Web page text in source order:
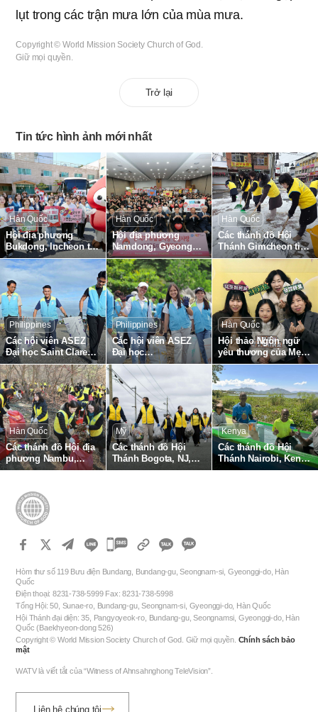
lụt trong các trận mưa lớn của mùa mưa.
Copyright © World Mission Society Church of God.
Giữ mọi quyền.
Trở lại
Tin tức hình ảnh mới nhất
Hàn Quốc
Hội địa phương
Bukdong, Incheon tổ
chức Hiến máu
chuyển tiếp Tình yêu
Lễ Vượt Qua Yêu
thương Sự sống toàn
cầu lần thứ 1895
Hàn Quốc
Hội địa phương
Namdong, Gyeonggi,
tổ chức Hiến máu
chuyển tiếp Tình yêu
Lễ Vượt Qua Yêu
thương Sự sống toàn
cầu lần thứ 1836
Hàn Quốc
Các thánh đồ Hội
Thánh Gimcheon tiến
hành công tác dọn
tuyết toàn khu vực
đường Gimcheon,
phường Namsan
Philippines
Các hội viên ASEZ
Đại học Saint Clare
Caloocan,
Philippines thu gom
rác thải nhựa ở bãi
biển
Philippines
Các hội viên ASEZ
Đại học
Southeastern,
Philippines thu gom
rác thải nhựa tại bờ
biển Tabuk
Hàn Quốc
Hội thảo Ngôn ngữ
yêu thương của Mẹ
được tổ chức tại Hội
Thanh Gumi
Hàn Quốc
Các thánh đồ Hội địa
phương Nambu,
Gangnam hoạt động
làm sạch rừng tại
Công viên Sinh thái
Omi
Mỹ
Các thánh đồ Hội
Thánh Bogota, NJ,
Mỹ thu gom rác thải
Kenya
Các thánh đồ Hội
Thánh Nairobi, Kenya
hỗ trợ trang thiết bị
카
오
공
유
기
카
오
공
하
Hòm thư số 119 Bưu điện Bundang, Bundang-gu, Seongnam-si, Gyeonggi-do, Hàn
Quốc
Điện thoại: 8231-738-5999 Fax: 8231-738-5998
Tổng Hội: 50, Sunae-ro, Bundang-gu, Seongnam-si, Gyeonggi-do, Hàn Quốc
Hội Thánh đại diện: 35, Pangyoyeok-ro, Bundang-gu, Seongnamsi, Gyeonggi-do, Hàn
Quốc (Baekhyeon-dong 526)
Copyright © World Mission Society Church of God. Giữ mọi quyền. Chính sách bảo
mật
WATV là viết tắt của “Witness of Ahnsahnghong TeleVision”.
Liên hệ chúng tôi